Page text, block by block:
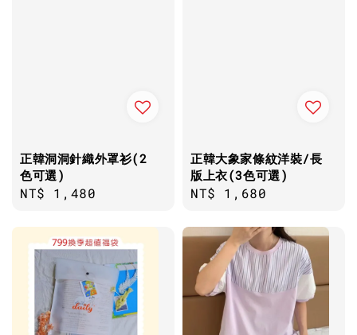
正韓洞洞針織外罩衫(2
色可選)
Regular
NT$ 1,480
正韓大象家條紋洋裝/長
版上衣(3色可選)
Regular
NT$ 1,680